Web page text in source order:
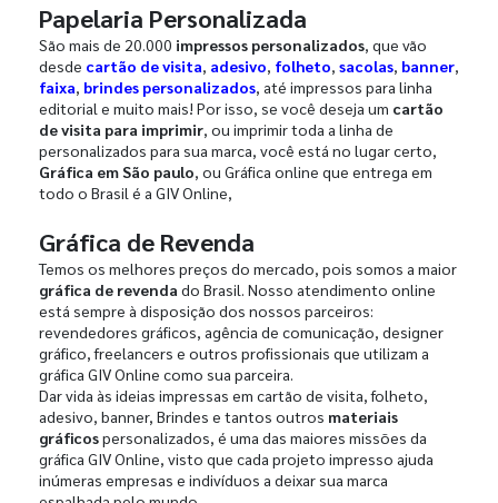
Papelaria Personalizada
São mais de 20.000 impressos personalizados, que vão
desde cartão de visita, adesivo, folheto, sacolas, banner,
faixa, brindes personalizados, até impressos para linha
editorial e muito mais! Por isso, se você deseja um cartão
de visita para imprimir, ou imprimir toda a linha de
personalizados para sua marca, você está no lugar certo,
Gráfica em São paulo, ou Gráfica online que entrega em
todo o Brasil é a GIV Online,
Gráfica de Revenda
Temos os melhores preços do mercado, pois somos a maior
gráfica de revenda do Brasil. Nosso atendimento online
está sempre à disposição dos nossos parceiros:
revendedores gráficos, agência de comunicação, designer
gráfico, freelancers e outros profissionais que utilizam a
gráfica GIV Online como sua parceira.
Dar vida às ideias impressas em cartão de visita, folheto,
adesivo, banner, Brindes e tantos outros materiais
gráficospersonalizados, é uma das maiores missões da
gráfica GIV Online, visto que cada projeto impresso ajuda
inúmeras empresas e indivíduos a deixar sua marca